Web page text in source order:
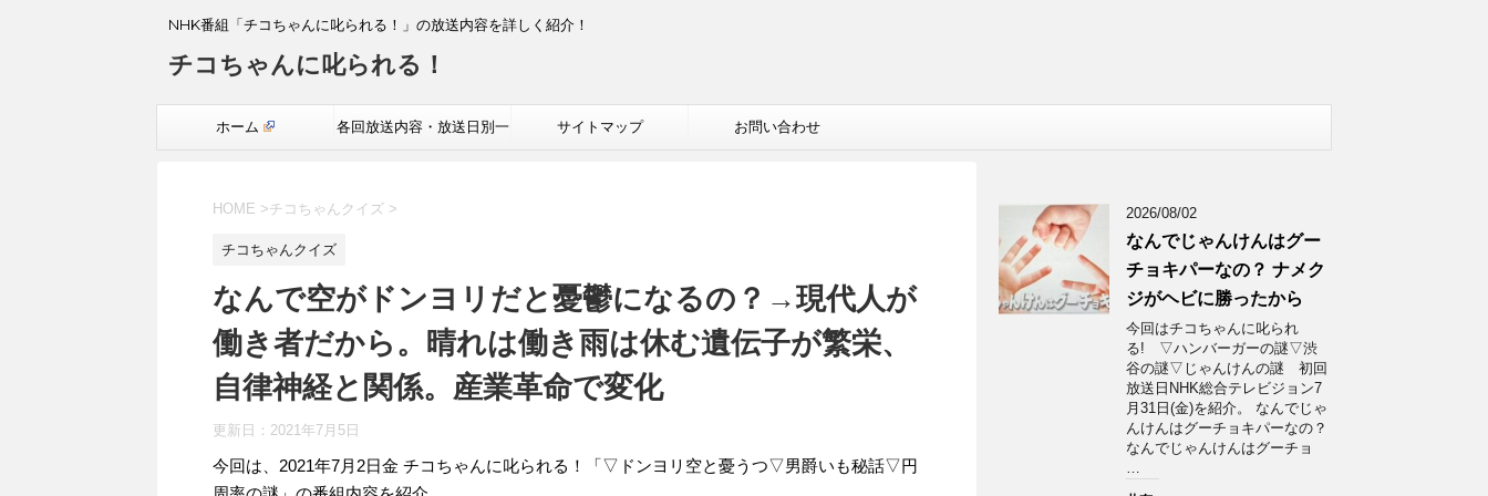
NHK番組「チコちゃんに叱られる！」の放送内容を詳しく紹介！
チコちゃんに叱られる！
ホーム 各回放送内容・放送日別一 サイトマップ お問い合わせ
HOME >チコちゃんクイズ >
チコちゃんクイズ
なんで空がドンヨリだと憂鬱になるの？→現代人が
働き者だから。晴れは働き雨は休む遺伝子が繁栄、
自律神経と関係。産業革命で変化
更新日： 2021年7月5日
今回は、2021年7月2日金 チコちゃんに叱られる！「▽ドンヨリ空と憂うつ▽男爵いも秘話▽円
2026/08/02
なんでじゃんけんはグー
チョキパーなの？ ナメク
ジがヘビに勝ったから
今回はチコちゃんに叱られ
る! ▽ハンバーガーの謎▽渋
谷の謎▽じゃんけんの謎 初回
放送日NHK総合テレビジョン7
月31日(金)を紹介。 なんでじゃ
んけんはグーチョキパーなの？
なんでじゃんけんはグーチョ
…